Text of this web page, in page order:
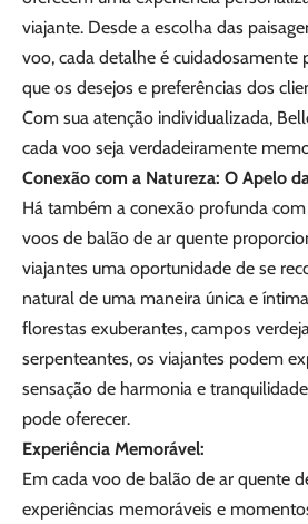
viajante. Desde a escolha das
voo, cada detalhe é cuidadosamente
que os desejos e preferências dos
Com sua atenção individualizada,
cada voo seja verdadeiramente
Conexão com a Natureza: O Apelo
Há também a conexão profunda
voos de balão de ar quente
viajantes uma oportunidade de se
natural de uma maneira única e
florestas exuberantes, campos
serpenteantes, os viajantes podem
sensação de harmonia e
pode oferecer.
Experiência Memorável:
Em cada voo de balão de ar quente
experiências memoráveis e